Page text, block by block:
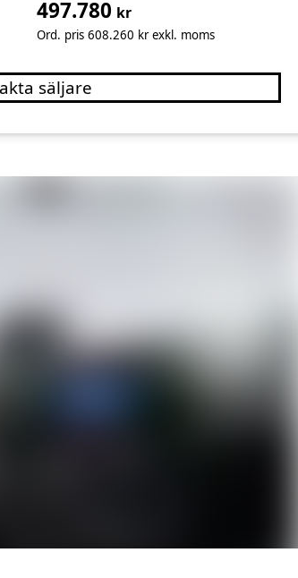
497.780 kr
Ord. pris 608.260 kr exkl. moms
säljare